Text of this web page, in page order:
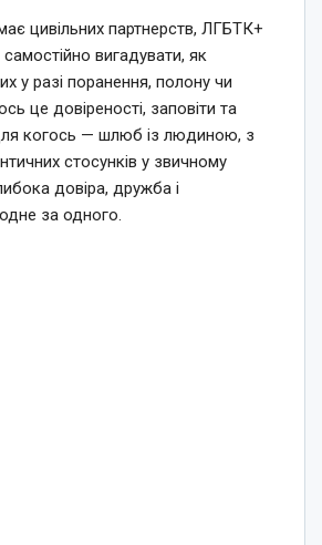
цивільних партнерств, ЛГБТК+
самостійно вигадувати, як
у разі поранення, полону чи
це довіреності, заповіти та
когось — шлюб із людиною, з
стосунків у звичному
довіра, дружба і
за одного.